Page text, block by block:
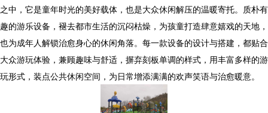
之中，它是童年时光的美好载体，也是大众休闲解压的温暖寄托。质朴有
趣的游乐设备，褪去都市生活的沉闷枯燥，为孩童打造肆意嬉戏的天地，
也为成年人解锁治愈身心的休闲角落。每一款设备的设计与搭建，都贴合
大众游玩体验，兼顾趣味与舒适，摒弃刻板单调的样式，用丰富多样的游
玩形式，装点公共休闲空间，为日常增添满满的欢声笑语与治愈暖意。